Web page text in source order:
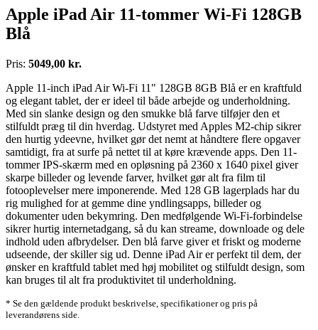
Apple iPad Air 11-tommer Wi-Fi 128GB
Blå
Pris: 5049,00 kr.
Apple 11-inch iPad Air Wi-Fi 11" 128GB 8GB Blå er en kraftfuld
og elegant tablet, der er ideel til både arbejde og underholdning.
Med sin slanke design og den smukke blå farve tilføjer den et
stilfuldt præg til din hverdag. Udstyret med Apples M2-chip sikrer
den hurtig ydeevne, hvilket gør det nemt at håndtere flere opgaver
samtidigt, fra at surfe på nettet til at køre krævende apps. Den 11-
tommer IPS-skærm med en opløsning på 2360 x 1640 pixel giver
skarpe billeder og levende farver, hvilket gør alt fra film til
fotooplevelser mere imponerende. Med 128 GB lagerplads har du
rig mulighed for at gemme dine yndlingsapps, billeder og
dokumenter uden bekymring. Den medfølgende Wi-Fi-forbindelse
sikrer hurtig internetadgang, så du kan streame, downloade og dele
indhold uden afbrydelser. Den blå farve giver et friskt og moderne
udseende, der skiller sig ud. Denne iPad Air er perfekt til dem, der
ønsker en kraftfuld tablet med høj mobilitet og stilfuldt design, som
kan bruges til alt fra produktivitet til underholdning.
* Se den gældende produkt beskrivelse, specifikationer og pris på
leverandørens side.